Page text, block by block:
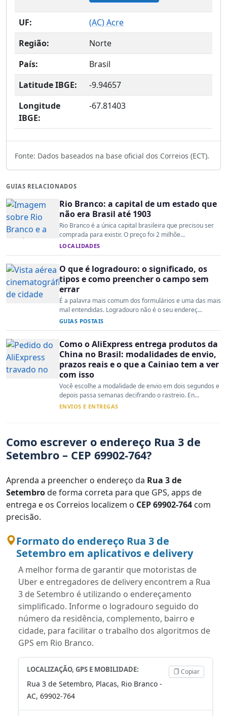
UF: (AC) Acre
Região:
Norte
País:
Brasil
Latitude IBGE:
-9.94657
Longitude
IBGE:
-67.81403
Fonte: Dados baseados na base oficial dos Correios (ECT).
GUIAS RELACIONADOS
Rio Branco: a capital de um estado que
não era Brasil até 1903
Rio Branco é a única capital brasileira que precisou ser
comprada para existir. O preço foi 2 milhõe...
LOCALIDADES
O que é logradouro: o significado, os
tipos e como preencher o campo sem
errar
É a palavra mais comum dos formulários e uma das mais
mal entendidas. Logradouro não é o seu endereç...
GUIAS POSTAIS
Como o AliExpress entrega produtos da
China no Brasil: modalidades de envio,
prazos reais e o que a Cainiao tem a ver
com isso
Você escolhe a modalidade de envio em dois segundos e
depois passa semanas decifrando o rastreio. En...
ENVIOS E ENTREGAS
Como escrever o endereço Rua 3 de
Setembro – CEP 69902-764?
Aprenda a preencher o endereço da Rua 3 de
Setembrode forma correta para que GPS, apps de
entrega e os Correios localizem o CEP 69902-764 com
precisão.
Formato do endereço Rua 3 de
Setembro em aplicativos e delivery
A melhor forma de garantir que motoristas de
Uber e entregadores de delivery encontrem a Rua
3 de Setembro é utilizando o endereçamento
simplificado. Informe o logradouro seguido do
número da residência, complemento, bairro e
cidade, para facilitar o trabalho dos algoritmos de
GPS em Rio Branco.
LOCALIZAÇÃO, GPS E MOBILIDADE:
Rua 3 de Setembro, Placas, Rio Branco -
AC, 69902-764
Copiar